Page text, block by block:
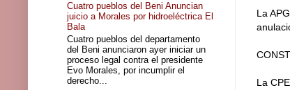
La
La
Cuatro pueblos del Beni Anuncian
juicio a Morales por hidroeléctrica El
Bala
Cuatro pueblos del departamento
del Beni anunciaron ayer iniciar un
proceso legal contra el presidente
Evo Morales, por incumplir el
derecho...